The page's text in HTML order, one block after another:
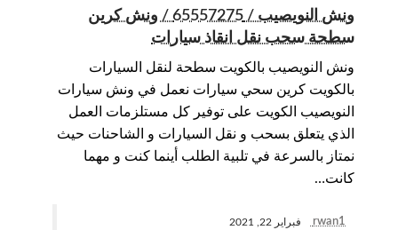
ونش النويصيب / 65557275 / ونش كرين
سطحة سحب نقل انقاذ سيارات
ونش النويصيب بالكويت سطحة لنقل السيارات
بالكويت كرين سحي سيارات نعمل في ونش سيارات
النويصيب الكويت على توفير كل مستلزمات العمل
الذي يتعلق بسحب و نقل السيارات و الشاحنات حيث
نمتاز بالسرعة في تلبية الطلب أينما كنت و مهما
كانت…
rwan1 فبراير 22, 2021